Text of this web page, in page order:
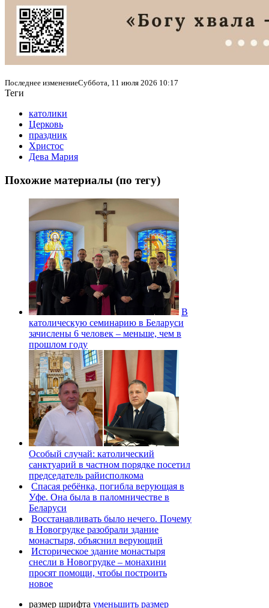
Последнее изменениеСуббота, 11 июля 2026 10:17
Теги
католики
Церковь
праздник
Христос
Дева Мария
Похожие материалы (по тегу)
В
католическую семинарию в Беларуси
зачислены 6 человек – меньше, чем в
прошлом году
Особый случай: католический
санктуарий в частном порядке посетил
председатель райисполкома
Спасая ребёнка, погибла верующая в
Уфе. Она была в паломничестве в
Беларуси
Восстанавливать было нечего. Почему
в Новогрудке разобрали здание
монастыря, объяснил верующий
Историческое здание монастыря
снесли в Новогрудке – монахини
просят помощи, чтобы построить
новое
размер шрифта уменьшить размер